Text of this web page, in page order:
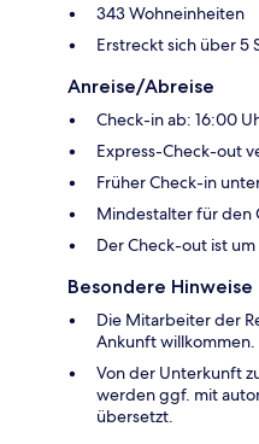
343 Wohneinheiten
Erstreckt sich über 5
Anreise/Abreise
Check-in ab: 16:00
Express-Check-out
Früher Check-in
Mindestalter für den
Der Check-out ist
Besondere
Die Mitarbeiter der
Ankunft willkommen.
Von der Unterkunft
werden ggf. mit
übersetzt.